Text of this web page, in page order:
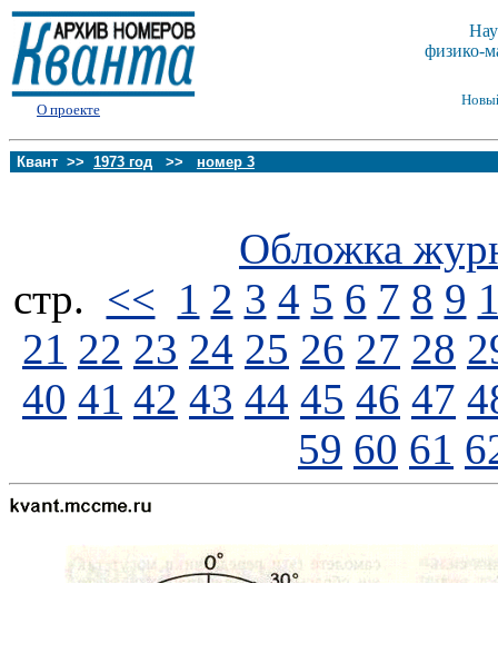
О проекте
физико-
Квант >> 1973 год >> номер 3
Обложка
стp. << 1 2 3 4 5 6 7 8 9
21 22 23 24 25 26 27 28
40 41 42 43 44 45 46 47
59 60 61